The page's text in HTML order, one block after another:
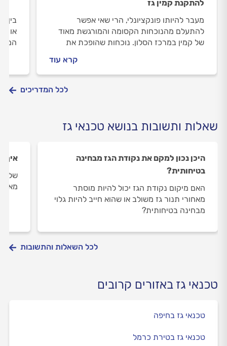
להתקנת קמין גז
מעבר להיותו פונקציונלי, הרי שאי אפשר
להתעלם מהנוכחות הקסומה והמורגשת מאוד
של קמין במרכז הסלון. נוכחות שהופכת את
מובן המילה. מה כדאי לדעת לפני? לפניכם
מדריך שיגרום לכם להתחמם בסטייל.
קרא עוד
בין
או
לכל המדריכים
שאלות ותשובות בנושא טכנאי גז
היכן נכון למקם את נקודת הגז מבחינה
בטיחותית?
האם מיקום נקודת הגז יכול להיות מוסתר
מאחורי תנור גז משולב או שהוא חייב להיות גלוי
מבחינה בטיחותית?
איך
לכל השאלות והתשובות
טכנאי גז באזורים קרובים
טכנאי גז בחיפה
טכנאי גז בטירת כרמל